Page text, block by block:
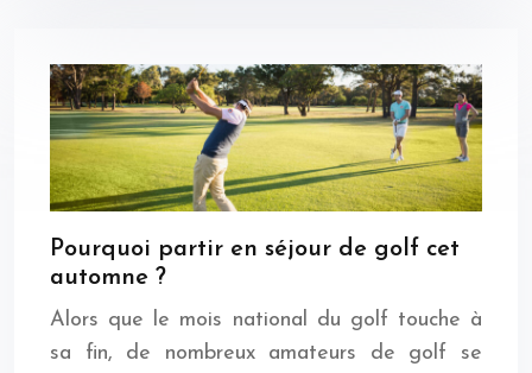
Pourquoi partir en séjour de golf cet
automne ?
Alors que le mois national du golf touche à
sa fin, de nombreux amateurs de golf se